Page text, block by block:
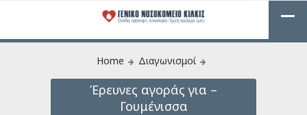
Home Διαγωνισμοί
Έρευνες αγοράς για –
Γουμένισσα